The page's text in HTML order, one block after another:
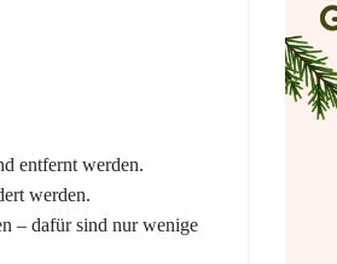
entfernt werden.
werden.
– dafür sind nur wenige